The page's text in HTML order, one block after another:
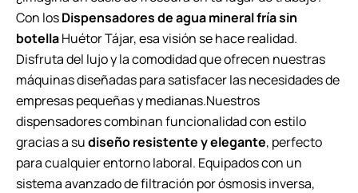
Con losDispensadores de agua mineral fría sin
botellaHuétor Tájar, esa visión se hace realidad.
Disfruta del lujo y la comodidad que ofrecen nuestras
máquinas diseñadas para satisfacer las necesidades de
empresas pequeñas y medianas.Nuestros
dispensadores combinan funcionalidad con estilo
gracias a sudiseño resistente y elegante, perfecto
para cualquier entorno laboral. Equipados con un
sistema avanzado de filtración por ósmosis inversa,